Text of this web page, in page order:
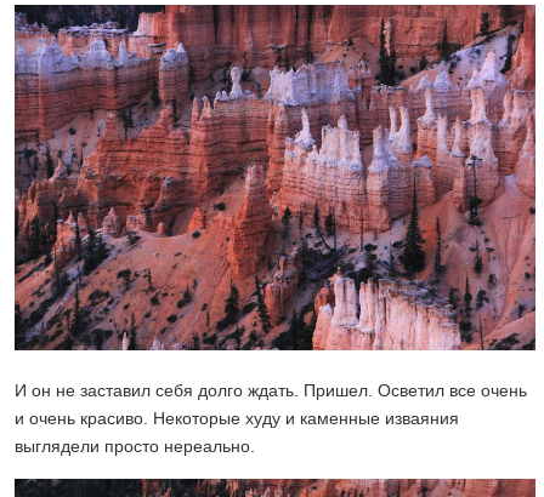
И он не заставил себя долго ждать. Пришел. Осветил все очень
и очень красиво. Некоторые худу и каменные изваяния
выглядели просто нереально.